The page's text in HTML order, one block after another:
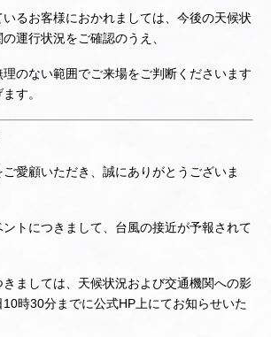
るお客様におかれましては、今後の天候状
運行状況をご確認のうえ、
のない範囲でご来場をご判断くださいます
す。
愛顧いただき、誠にありがとうございま
トにつきまして、台風の接近が予報されて
ましては、天候状況および交通機関への影
時30分までに公式HP上にてお知らせいた